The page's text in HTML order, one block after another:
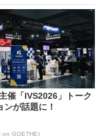
催「IVS2026」トーク
ンが話題に！
on GOETHE)